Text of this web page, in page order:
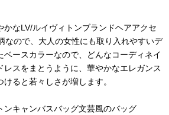
かなLV/ルイヴィトンブランドヘアアクセ
なので、大人の女性にも取り入れやすいデ
ベースカラーなので、どんなコーディネイ
レスをまとうように、華やかなエレガンス
ると若々しさが増します。
ンキャンバスバッグ文芸風のバッグ